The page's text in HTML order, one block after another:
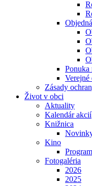
Ponuka
Verejné
Zásady
Život v obci
Aktuality
Kalendár akcií
Knižnica
Kino
Program
Fotogaléria
2026
2025